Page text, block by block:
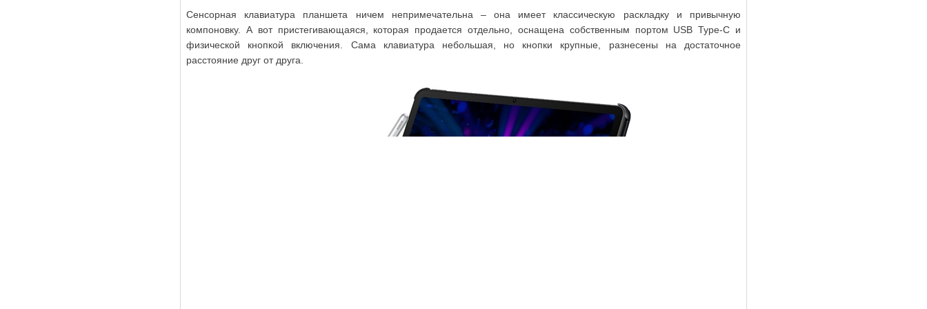
Сенсорная клавиатура планшета ничем непримечательна – она имеет классическую раскладку и привычную
компоновку. А вот пристегивающаяся, которая продается отдельно, оснащена собственным портом USB Type-C и
физической кнопкой включения. Сама клавиатура небольшая, но кнопки крупные, разнесены на достаточное
расстояние друг от друга.